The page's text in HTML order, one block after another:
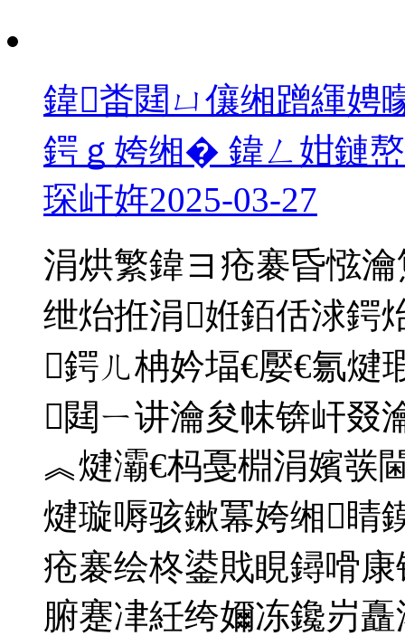
鍏畨閮ㄩ儴缃蹭緷娉
鍔ｇ姱缃� 鍏ㄥ姏鏈
琛屽姩2025-03-27
涓烘繁鍏ヨ疮褰昏惤
绁炲拰涓姙銆佸浗鍔
鍔ㄦ柟妗堛€嬮€氱煡
閮ㄧ讲瀹夋帓锛屽叕
︽煡灞€杩戞棩涓嬪彂
煡璇嗕骇鏉冪姱缃睛
疮褰绘柊鍙戝睍鐞嗗
腑蹇冿紝绔嬭冻鑱岃